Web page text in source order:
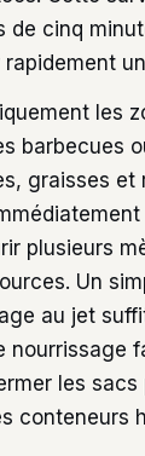
de cinq
les
barbecues
graisses et
plusieurs
Un
au jet
nourrissage
les sacs
conteneurs